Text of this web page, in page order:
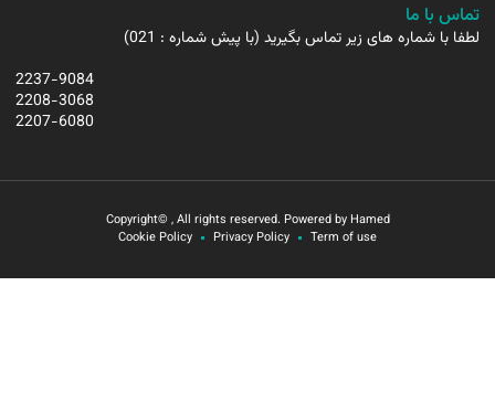
تماس با ما
لطفا با شماره های زیر تماس بگیرید (با پیش شماره : 021)
2237-9084
2208-3068
2207-6080
Copyright© , All rights reserved. Powered by Hamed
Term of use
Privacy Policy
Cookie Policy